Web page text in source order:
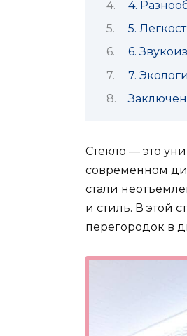
4.
5.
6.
7.
Стекло — это
современном
стали
и стиль. В этой
перегородок в